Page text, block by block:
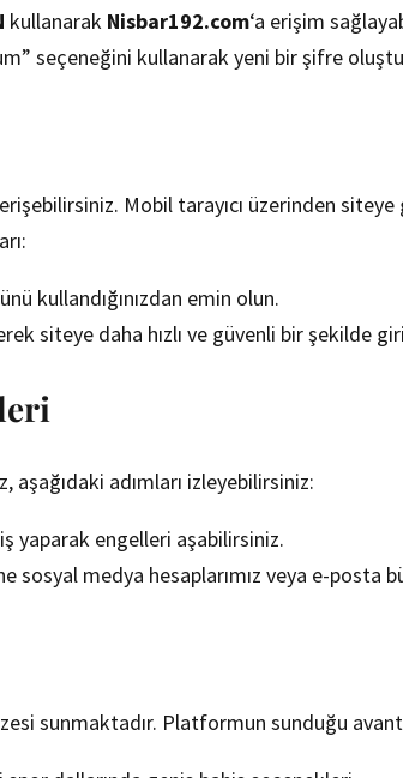
kullanarak Nisbar192.com‘a erişim
seçeneğini kullanarak yeni bir şifre
Mobil tarayıcı üzerinden
kullandığınızdan emin olun.
siteye daha hızlı ve güvenli bir şekilde
aşağıdaki adımları izleyebilirsiniz:
yaparak engelleri aşabilirsiniz.
sosyal medya hesaplarımız veya e-posta
sunmaktadır. Platformun sunduğu